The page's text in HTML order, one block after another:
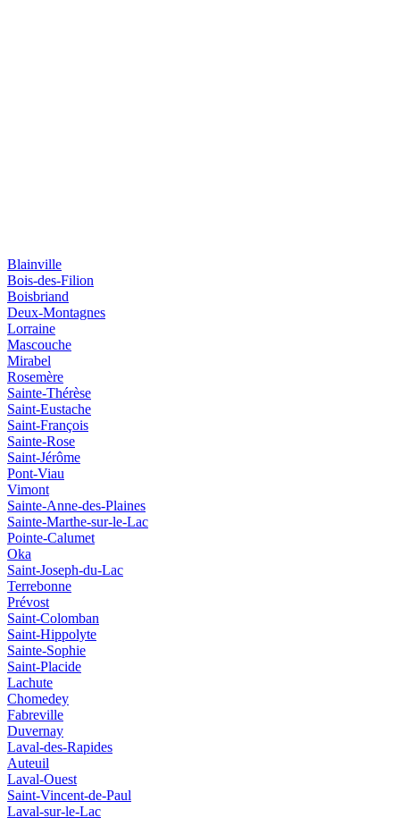
Blainville
Bois-des-Filion
Boisbriand
Deux-Montagnes
Lorraine
Mascouche
Mirabel
Rosemère
Sainte-Thérèse
Saint-Eustache
Saint-François
Sainte-Rose
Saint-Jérôme
Pont-Viau
Vimont
Sainte-Anne-des-Plaines
Sainte-Marthe-sur-le-Lac
Pointe-Calumet
Oka
Saint-Joseph-du-Lac
Terrebonne
Prévost
Saint-Colomban
Saint-Hippolyte
Sainte-Sophie
Saint-Placide
Lachute
Chomedey
Fabreville
Duvernay
Laval-des-Rapides
Auteuil
Laval-Ouest
Saint-Vincent-de-Paul
Laval-sur-le-Lac